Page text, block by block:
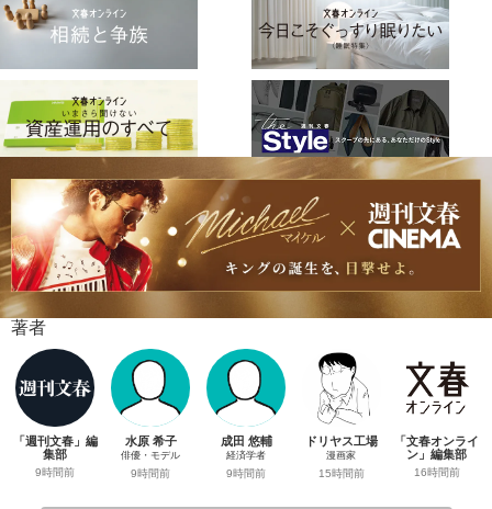
著者
「週刊文春」編
集部
9時間前
水原 希子
俳優・モデル
9時間前
成田 悠輔
経済学者
9時間前
ドリヤス工場
漫画家
15時間前
「文春オンライ
ン」編集部
16時間前